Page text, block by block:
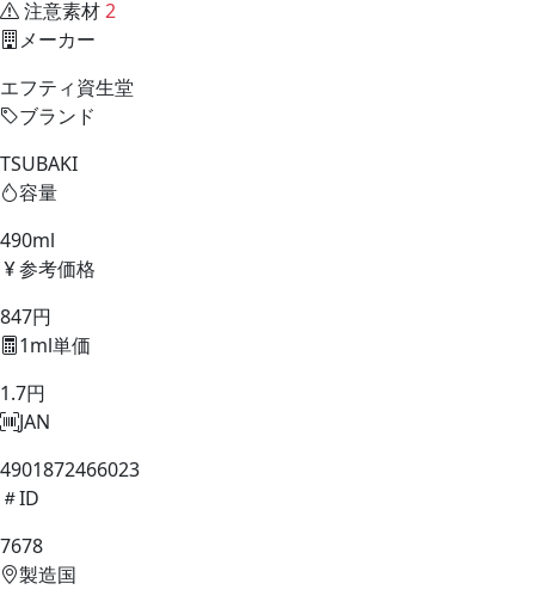
注意素材2
メーカー
エフティ資生堂
ブランド
TSUBAKI
容量
490ml
参考価格
847円
1ml単価
1.7円
JAN
4901872466023
ID
7678
製造国